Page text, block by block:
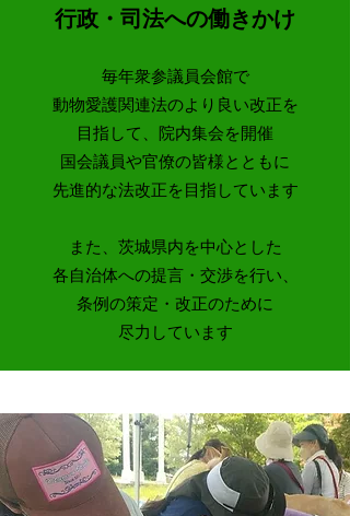
行政・司法への働きかけ
毎年衆参議員会館で
動物愛護関連法のより良い改正を
目指して、院内集会を開催
国会議員や官僚の皆様とともに
​先進的な法改正を目指しています
また、茨城県内を中心とした
各自治体への提言・交渉を行い、
条例の策定・改正のために
​尽力しています